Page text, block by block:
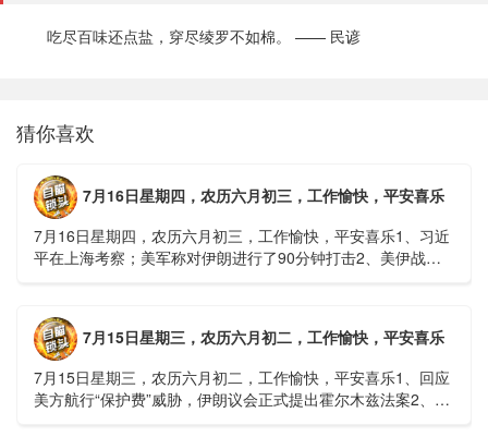
吃尽百味还点盐，穿尽绫罗不如棉。 —— 民谚
猜你喜欢
7月16日星期四，农历六月初三，工作愉快，平安喜乐
7月16日星期四，农历六月初三，工作愉快，平安喜乐1、习近
平在上海考察；美军称对伊朗进行了90分钟打击2、美伊战争
7月15日星期三，农历六月初二，工作愉快，平安喜乐
7月15日星期三，农历六月初二，工作愉快，平安喜乐1、回应
美方航行“保护费”威胁，伊朗议会正式提出霍尔木兹法案2、全